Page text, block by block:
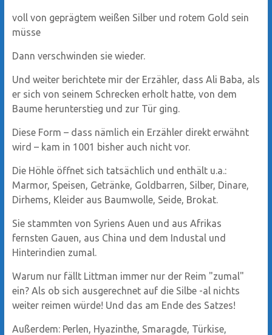
voll von geprägtem weißen Silber und rotem Gold sein
müsse
Dann verschwinden sie wieder.
Und weiter berichtete mir der Erzähler, dass Ali Baba, als
er sich von seinem Schrecken erholt hatte, von dem
Baume herunterstieg und zur Tür ging.
Diese Form – dass nämlich ein Erzähler direkt erwähnt
wird – kam in 1001 bisher auch nicht vor.
Die Höhle öffnet sich tatsächlich und enthält u.a.:
Marmor, Speisen, Getränke, Goldbarren, Silber, Dinare,
Dirhems, Kleider aus Baumwolle, Seide, Brokat.
Sie stammten von Syriens Auen und aus Afrikas
fernsten Gauen, aus China und dem Industal und
Hinterindien zumal.
Warum nur fällt Littman immer nur der Reim "zumal"
ein? Als ob sich ausgerechnet auf die Silbe -al nichts
weiter reimen würde! Und das am Ende des Satzes!
Außerdem: Perlen, Hyazinthe, Smaragde, Türkise,